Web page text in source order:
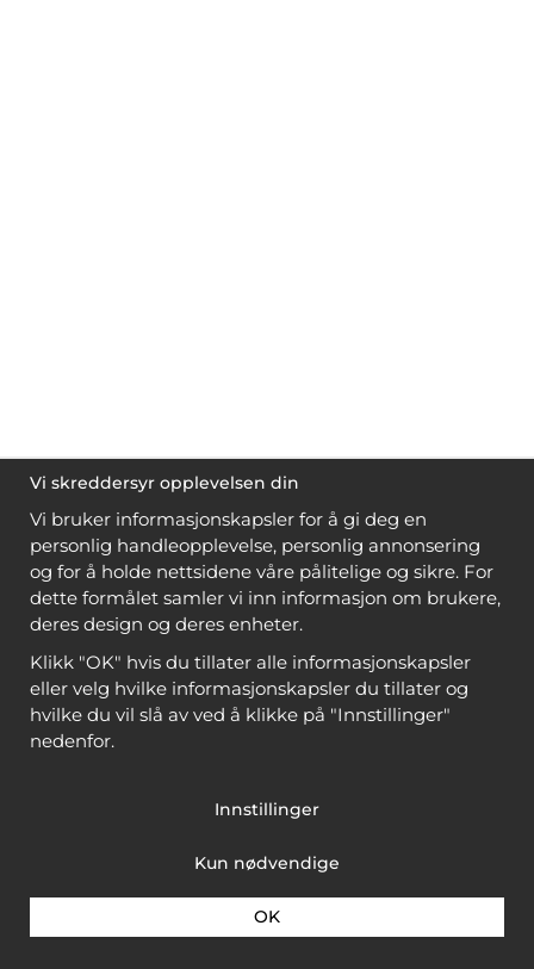
Vi skreddersyr opplevelsen din
Vi bruker informasjonskapsler for å gi deg en
personlig handleopplevelse, personlig annonsering
og for å holde nettsidene våre pålitelige og sikre. For
dette formålet samler vi inn informasjon om brukere,
deres design og deres enheter.
Klikk "OK" hvis du tillater alle informasjonskapsler
eller velg hvilke informasjonskapsler du tillater og
hvilke du vil slå av ved å klikke på "Innstillinger"
nedenfor.
Innstillinger
Kun nødvendige
OK